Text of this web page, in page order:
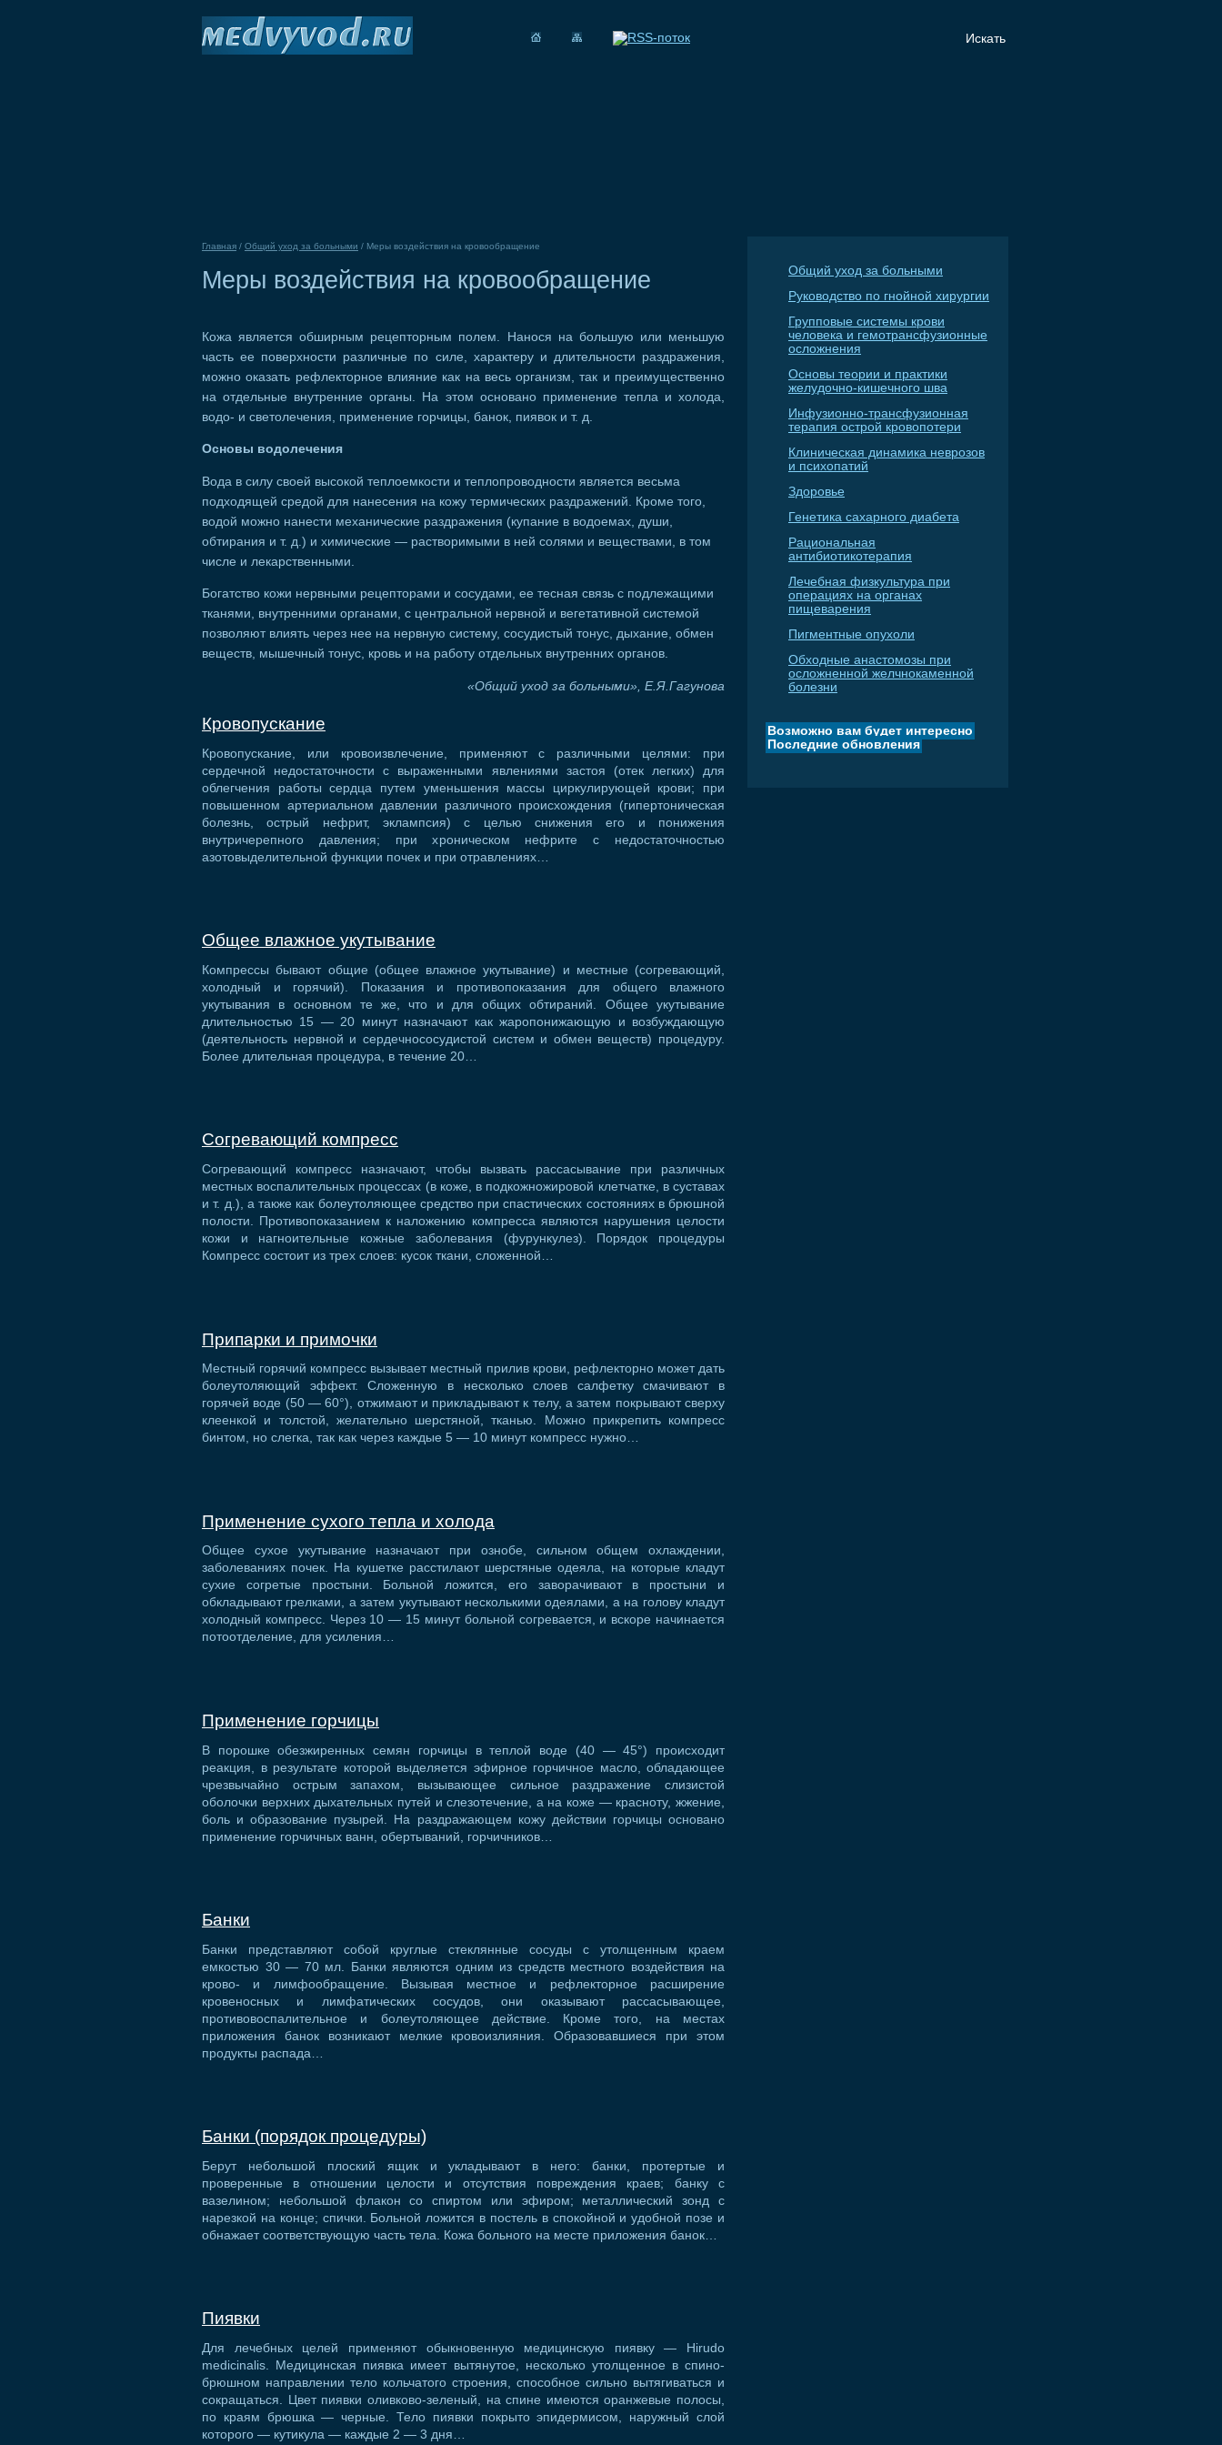
Главная / Общий уход за больными / Меры воздействия на кровообращение
Меры воздействия на кровообращение
Кожа является обширным рецепторным полем.
Нанося на большую или меньшую
часть ее поверхности различные по силе, характеру и длительности раздражения,
можно оказать рефлекторное влияние как на весь организм, так и преимущественно
на отдельные внутренние органы. На этом основано применение тепла и холода,
водо- и светолечения, применение горчицы, банок, пиявок и т. д.
Основы водолечения
Вода в силу своей высокой теплоемкости и теплопроводности является весьма
подходящей средой для нанесения на кожу термических раздражений. Кроме того,
водой можно нанести механические раздражения (купание в водоемах, души,
обтирания и т. д.) и химические — растворимыми в ней солями и веществами, в том
числе и лекарственными.
Богатство кожи нервными рецепторами и сосудами, ее тесная связь с подлежащими
тканями, внутренними органами, с центральной нервной и вегетативной системой
позволяют влиять через нее на нервную систему, сосудистый тонус, дыхание, обмен
веществ, мышечный тонус, кровь и на работу отдельных внутренних органов.
«Общий уход за больными», Е.Я.Гагунова
Кровопускание
Кровопускание, или кровоизвлечение, применяют с различными целями: при
сердечной недостаточности с выраженными явлениями застоя (отек легких) для
облегчения работы сердца путем уменьшения массы циркулирующей крови; при
повышенном артериальном давлении различного происхождения (гипертоническая
болезнь, острый нефрит, эклампсия) с целью снижения его и понижения
внутричерепного давления; при хроническом нефрите с недостаточностью
азотовыделительной функции почек и при отравлениях…
Общее влажное укутывание
Компрессы бывают общие (общее влажное укутывание) и местные (согревающий,
холодный и горячий). Показания и противопоказания для общего влажного
укутывания в основном те же, что и для общих обтираний. Общее укутывание
длительностью 15 — 20 минут назначают как жаропонижающую и возбуждающую
(деятельность нервной и сердечнососудистой систем и обмен веществ) процедуру.
Более длительная процедура, в течение 20…
Согревающий компресс
Согревающий компресс назначают, чтобы вызвать рассасывание при различных
местных воспалительных процессах (в коже, в подкожножировой клетчатке, в суставах
и т. д.), а также как болеутоляющее средство при спастических состояниях в брюшной
полости. Противопоказанием к наложению компресса являются нарушения целости
кожи и нагноительные кожные заболевания (фурункулез). Порядок процедуры
Компресс состоит из трех слоев: кусок ткани, сложенной…
Припарки и примочки
Местный горячий компресс вызывает местный прилив крови, рефлекторно может дать
болеутоляющий эффект. Сложенную в несколько слоев салфетку смачивают в
горячей воде (50 — 60°), отжимают и прикладывают к телу, а затем покрывают сверху
клеенкой и толстой, желательно шерстяной, тканью. Можно прикрепить компресс
бинтом, но слегка, так как через каждые 5 — 10 минут компресс нужно…
Применение сухого тепла и холода
Общее сухое укутывание назначают при ознобе, сильном общем охлаждении,
заболеваниях почек. На кушетке расстилают шерстяные одеяла, на которые кладут
сухие согретые простыни. Больной ложится, его заворачивают в простыни и
обкладывают грелками, а затем укутывают несколькими одеялами, а на голову кладут
холодный компресс. Через 10 — 15 минут больной согревается, и вскоре начинается
потоотделение, для усиления…
Применение горчицы
В порошке обезжиренных семян горчицы в теплой воде (40 — 45°) происходит
реакция, в результате которой выделяется эфирное горчичное масло, обладающее
чрезвычайно острым запахом, вызывающее сильное раздражение слизистой
оболочки верхних дыхательных путей и слезотечение, а на коже — красноту, жжение,
боль и образование пузырей. На раздражающем кожу действии горчицы основано
применение горчичных ванн, обертываний, горчичников…
Банки
Банки представляют собой круглые стеклянные сосуды с утолщенным краем
емкостью 30 — 70 мл. Банки являются одним из средств местного воздействия на
крово- и лимфообращение. Вызывая местное и рефлекторное расширение
кровеносных и лимфатических сосудов, они оказывают рассасывающее,
противовоспалительное и болеутоляющее действие. Кроме того, на местах
приложения банок возникают мелкие кровоизлияния. Образовавшиеся при этом
продукты распада…
Банки (порядок процедуры)
Берут небольшой плоский ящик и укладывают в него: банки, протертые и
проверенные в отношении целости и отсутствия повреждения краев; банку с
вазелином; небольшой флакон со спиртом или эфиром; металлический зонд с
нарезкой на конце; спички. Больной ложится в постель в спокойной и удобной позе и
обнажает соответствующую часть тела. Кожа больного на месте приложения банок…
Пиявки
Для лечебных целей применяют обыкновенную медицинскую пиявку — Hirudo
medicinalis. Медицинская пиявка имеет вытянутое, несколько утолщенное в спино-
брюшном направлении тело кольчатого строения, способное сильно вытягиваться и
сокращаться. Цвет пиявки оливково-зеленый, на спине имеются оранжевые полосы,
по краям брюшка — черные. Тело пиявки покрыто эпидермисом, наружный слой
которого — кутикула — каждые 2 — 3 дня…
Общий уход за больными
Руководство по гнойной хирургии
Групповые системы крови
человека и гемотрансфузионные
осложнения
Основы теории и практики
желудочно-кишечного шва
Инфузионно-трансфузионная
терапия острой кровопотери
Клиническая динамика неврозов
и психопатий
Здоровье
Генетика сахарного диабета
Рациональная
антибиотикотерапия
Лечебная физкультура при
операциях на органах
пищеварения
Пигментные опухоли
Обходные анастомозы при
осложненной желчнокаменной
болезни
Возможно вам будет интересно
Последние обновления